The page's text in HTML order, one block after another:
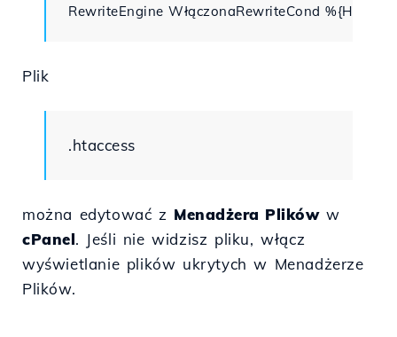
RewriteEngine WłączonaRewriteCond
Plik
.htaccess
można edytować z Menadżera Plikóww
cPanel. Jeśli nie widzisz pliku, włącz
wyświetlanie plików ukrytych w Menadżerze
Plików.